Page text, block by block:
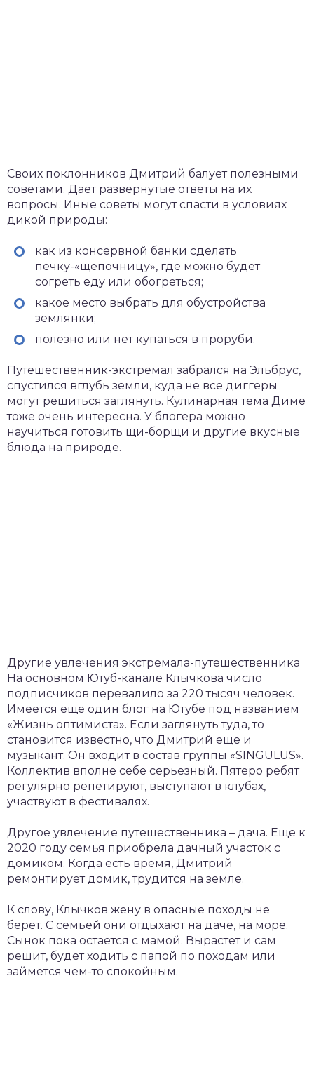
Своих поклонников Дмитрий балует полезными
советами. Дает развернутые ответы на их
вопросы. Иные советы могут спасти в условиях
дикой природы:
как из консервной банки сделать
печку-«щепочницу», где можно будет
согреть еду или обогреться;
какое место выбрать для обустройства
землянки;
полезно или нет купаться в проруби.
Путешественник-экстремал забрался на Эльбрус,
спустился вглубь земли, куда не все диггеры
могут решиться заглянуть. Кулинарная тема Диме
тоже очень интересна. У блогера можно
научиться готовить щи-борщи и другие вкусные
блюда на природе.
Другие увлечения экстремала-путешественника
На основном Ютуб-канале Клычкова число
подписчиков перевалило за 220 тысяч человек.
Имеется еще один блог на Ютубе под названием
«Жизнь оптимиста». Если заглянуть туда, то
становится известно, что Дмитрий еще и
музыкант. Он входит в состав группы «SINGULUS».
Коллектив вполне себе серьезный. Пятеро ребят
регулярно репетируют, выступают в клубах,
участвуют в фестивалях.
Другое увлечение путешественника – дача. Еще к
2020 году семья приобрела дачный участок с
домиком. Когда есть время, Дмитрий
ремонтирует домик, трудится на земле.
К слову, Клычков жену в опасные походы не
берет. С семьей они отдыхают на даче, на море.
Сынок пока остается с мамой. Вырастет и сам
решит, будет ходить с папой по походам или
займется чем-то спокойным.